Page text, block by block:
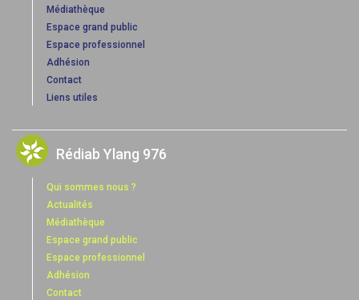
Médiathèque
Espace grand public
Espace professionnel
Adhésion
Contact
Liens utiles
Rédiab Ylang 976
Qui sommes nous ?
Actualités
Médiathèque
Espace grand public
Espace professionnel
Adhésion
Contact